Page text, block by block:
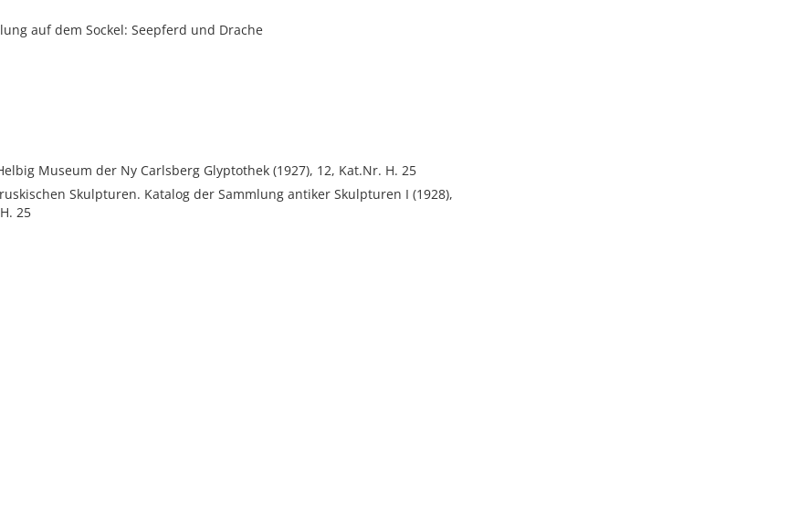
auf dem Sockel: Seepferd und Drache
Museum der Ny Carlsberg Glyptothek (1927), 12, Kat.Nr. H. 25
Skulpturen. Katalog der Sammlung antiker Skulpturen I (1928),
25